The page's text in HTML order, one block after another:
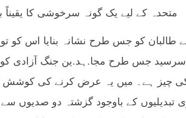
متحدہ کے لیے یک گونہ سرخوشی کا
طالبان کو جس طرح نشانہ بنایا اس کو
جس طرح مجا.ہد.ین جنگ آزادی کو
چیز ہے۔ میں یہ عرض کرنے کی کوشش
تبدیلیوں کے باوجود گزشتہ دو صدیوں